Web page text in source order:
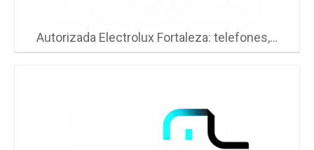
Autorizada Electrolux Fortaleza: telefones,…